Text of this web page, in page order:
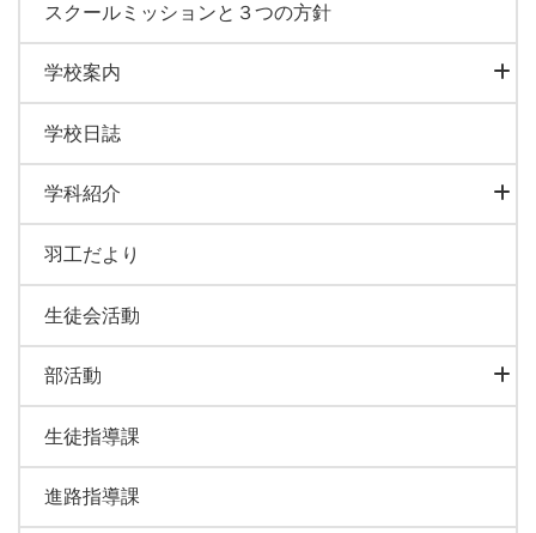
スクールミッションと３つの方針
学校案内
学校日誌
学科紹介
羽工だより
生徒会活動
部活動
生徒指導課
進路指導課